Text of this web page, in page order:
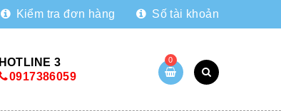
Kiểm tra đơn hàng Số tài khoản
HOTLINE 3
0917386059
0